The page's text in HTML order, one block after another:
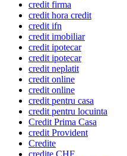
credit firma
credit hora credit
credit ifn
credit imobiliar
credit ipotecar
credit ipotecar
credit neplatit
credit online
credit online
credit pentru casa
credit pentru locuinta
Credit Prima Casa
credit Provident
Credite
credite CHF